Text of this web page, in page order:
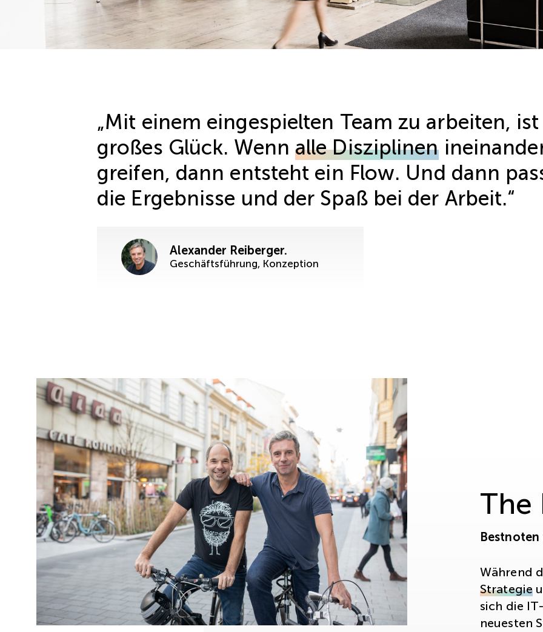
„Mit einem eingespielten Team zu arbeiten,
großes Glück. Wenn alle Disziplinen
greifen, dann entsteht ein Flow. Und dann
die Ergebnisse und der Spaß bei der Arbeit.“
Alexander Reiberger.
Geschäftsführung, Konzeption
The
Bestnoten
Während
Strategie
sich die
neuesten